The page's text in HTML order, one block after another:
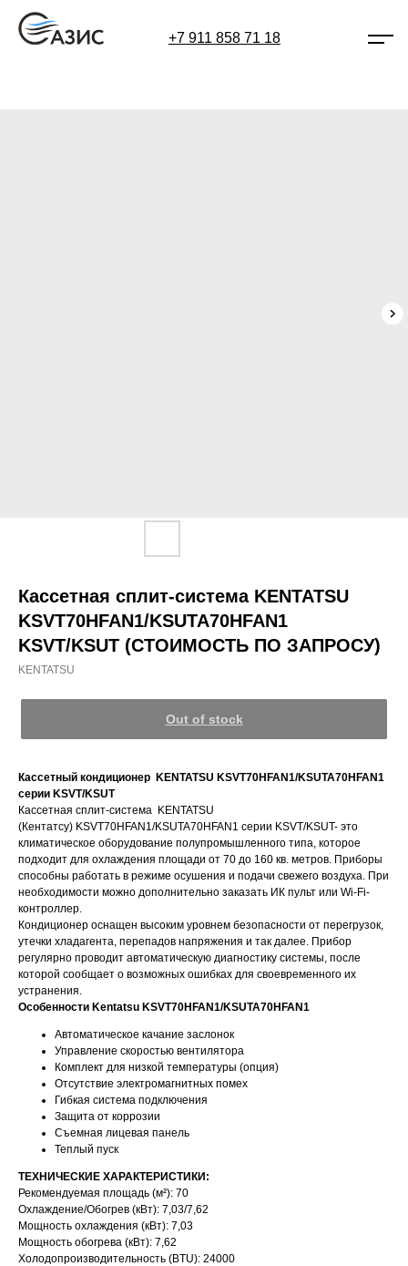
+7 911 858 71 18
Кассетная сплит-система KENTATSU
KSVT70HFAN1/KSUTA70HFAN1
KSVT/KSUT (СТОИМОСТЬ ПО ЗАПРОСУ)
KENTATSU
Out of stock
Кассетный кондиционер KENTATSU KSVT70HFAN1/KSUTA70HFAN1
серии KSVT/KSUT
Кассетная сплит-система KENTATSU
(Кентатсу) KSVT70HFAN1/KSUTA70HFAN1 серии KSVT/KSUT- это
климатическое оборудование полупромышленного типа, которое
подходит для охлаждения площади от 70 до 160 кв. метров. Приборы
способны работать в режиме осушения и подачи свежего воздуха. При
необходимости можно дополнительно заказать ИК пульт или Wi-Fi-
контроллер.
Кондиционер оснащен высоким уровнем безопасности от перегрузок,
утечки хладагента, перепадов напряжения и так далее. Прибор
регулярно проводит автоматическую диагностику системы, после
которой сообщает о возможных ошибках для своевременного их
устранения.
Особенности Kentatsu KSVT70HFAN1/KSUTA70HFAN1
Автоматическое качание заслонок
Управление скоростью вентилятора
Комплект для низкой температуры (опция)
Отсутствие электромагнитных помех
Гибкая система подключения
Защита от коррозии
Съемная лицевая панель
Теплый пуск
ТЕХНИЧЕСКИЕ ХАРАКТЕРИСТИКИ:
Рекомендуемая площадь (м²): 70
Охлаждение/Обогрев (кВт): 7,03/7,62
Мощность охлаждения (кВт): 7,03
Мощность обогрева (кВт): 7,62
Холодопроизводительность (BTU): 24000